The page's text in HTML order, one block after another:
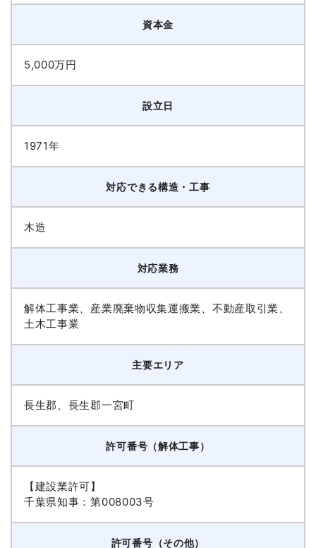
資本金
5,000万円
設立日
1971年
対応できる構造・工事
木造
対応業務
解体工事業、産業廃棄物収集運搬業、不動産取引業、
土木工事業
主要エリア
長生郡、長生郡一宮町
許可番号（解体工事）
【建設業許可】
千葉県知事：第008003号
許可番号（その他）